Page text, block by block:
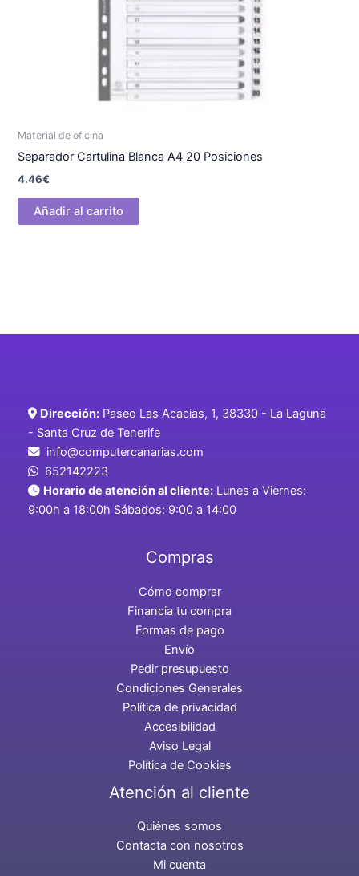
Material de oficina
Separador Cartulina Blanca A4 20 Posiciones
4.46€
Añadir al carrito
Dirección: Paseo Las Acacias, 1, 38330 - La Laguna
- Santa Cruz de Tenerife
info@computercanarias.com
652142223
Horario de atención al cliente: Lunes a Viernes:
9:00h a 18:00h Sábados: 9:00 a 14:00
Compras
Cómo comprar
Financia tu compra
Formas de pago
Envío
Pedir presupuesto
Condiciones Generales
Política de privacidad
Accesibilidad
Aviso Legal
Política de Cookies
Atención al cliente
Quiénes somos
Contacta con nosotros
Mi cuenta